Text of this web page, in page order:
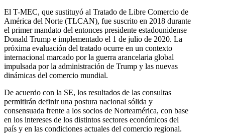
El T-MEC, que sustituyó al Tratado de Libre Comercio de
América del Norte (TLCAN), fue suscrito en 2018 durante
el primer mandato del entonces presidente estadounidense
Donald Trump e implementado el 1 de julio de 2020. La
próxima evaluación del tratado ocurre en un contexto
internacional marcado por la guerra arancelaria global
impulsada por la administración de Trump y las nuevas
dinámicas del comercio mundial.
De acuerdo con la SE, los resultados de las consultas
permitirán definir una postura nacional sólida y
consensuada frente a los socios de Norteamérica, con base
en los intereses de los distintos sectores económicos del
país y en las condiciones actuales del comercio regional.